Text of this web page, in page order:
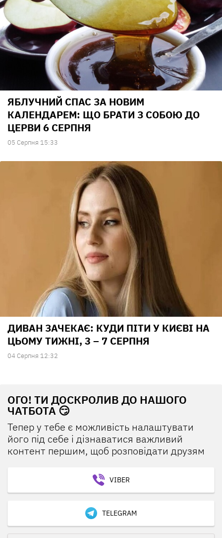
ЯБЛУЧНИЙ СПАС ЗА НОВИМ
КАЛЕНДАРЕМ: ЩО БРАТИ З СОБОЮ ДО
ЦЕРВИ 6 СЕРПНЯ
05 Серпня 15:33
ДИВАН ЗАЧЕКАЄ: КУДИ ПІТИ У КИЄВІ НА
ЦЬОМУ ТИЖНІ, 3 – 7 СЕРПНЯ
04 Серпня 12:32
ОГО! ТИ ДОСКРОЛИВ ДО НАШОГО
ЧАТБОТА 😏
Тепер у тебе є можливість налаштувати
його під себе і дізнаватися важливий
контент першим, щоб розповідати друзям
VIBER
TELEGRAM